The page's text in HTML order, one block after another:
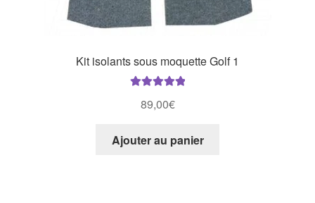
Kit isolants sous moquette Golf 1
5
89,00€
Ajouter au panier